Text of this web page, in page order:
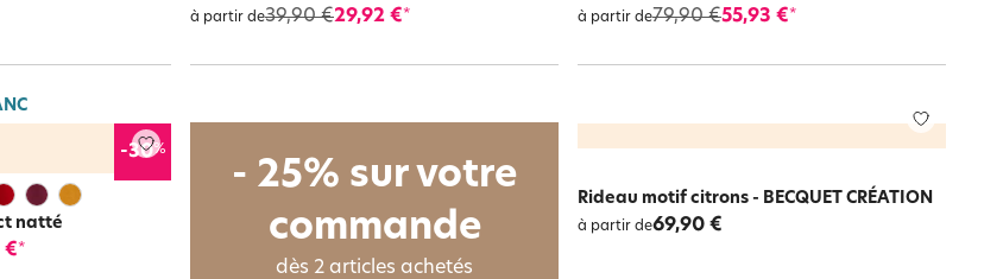
à partir de39,90 €29,92 €* à partir de79,90 €55,93 €*
-30%
natté
€*
Rideau motif citrons - BECQUET CRÉATION
à partir de69,90 €
- 25% sur votre
commande
dès 2 articles achetés